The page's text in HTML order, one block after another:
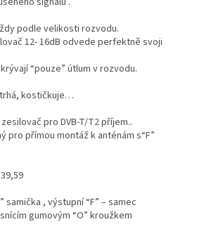
podle velikosti rozvodu.
12- 16dB odvede perfektně svoji
“pouze” útlum v rozvodu.
kostičkuje…
pro DVB-T/T2 příjem..
pro přímou montáž k anténám s“F”
samička , výstupní “F” – samec
gumovým “O” kroužkem